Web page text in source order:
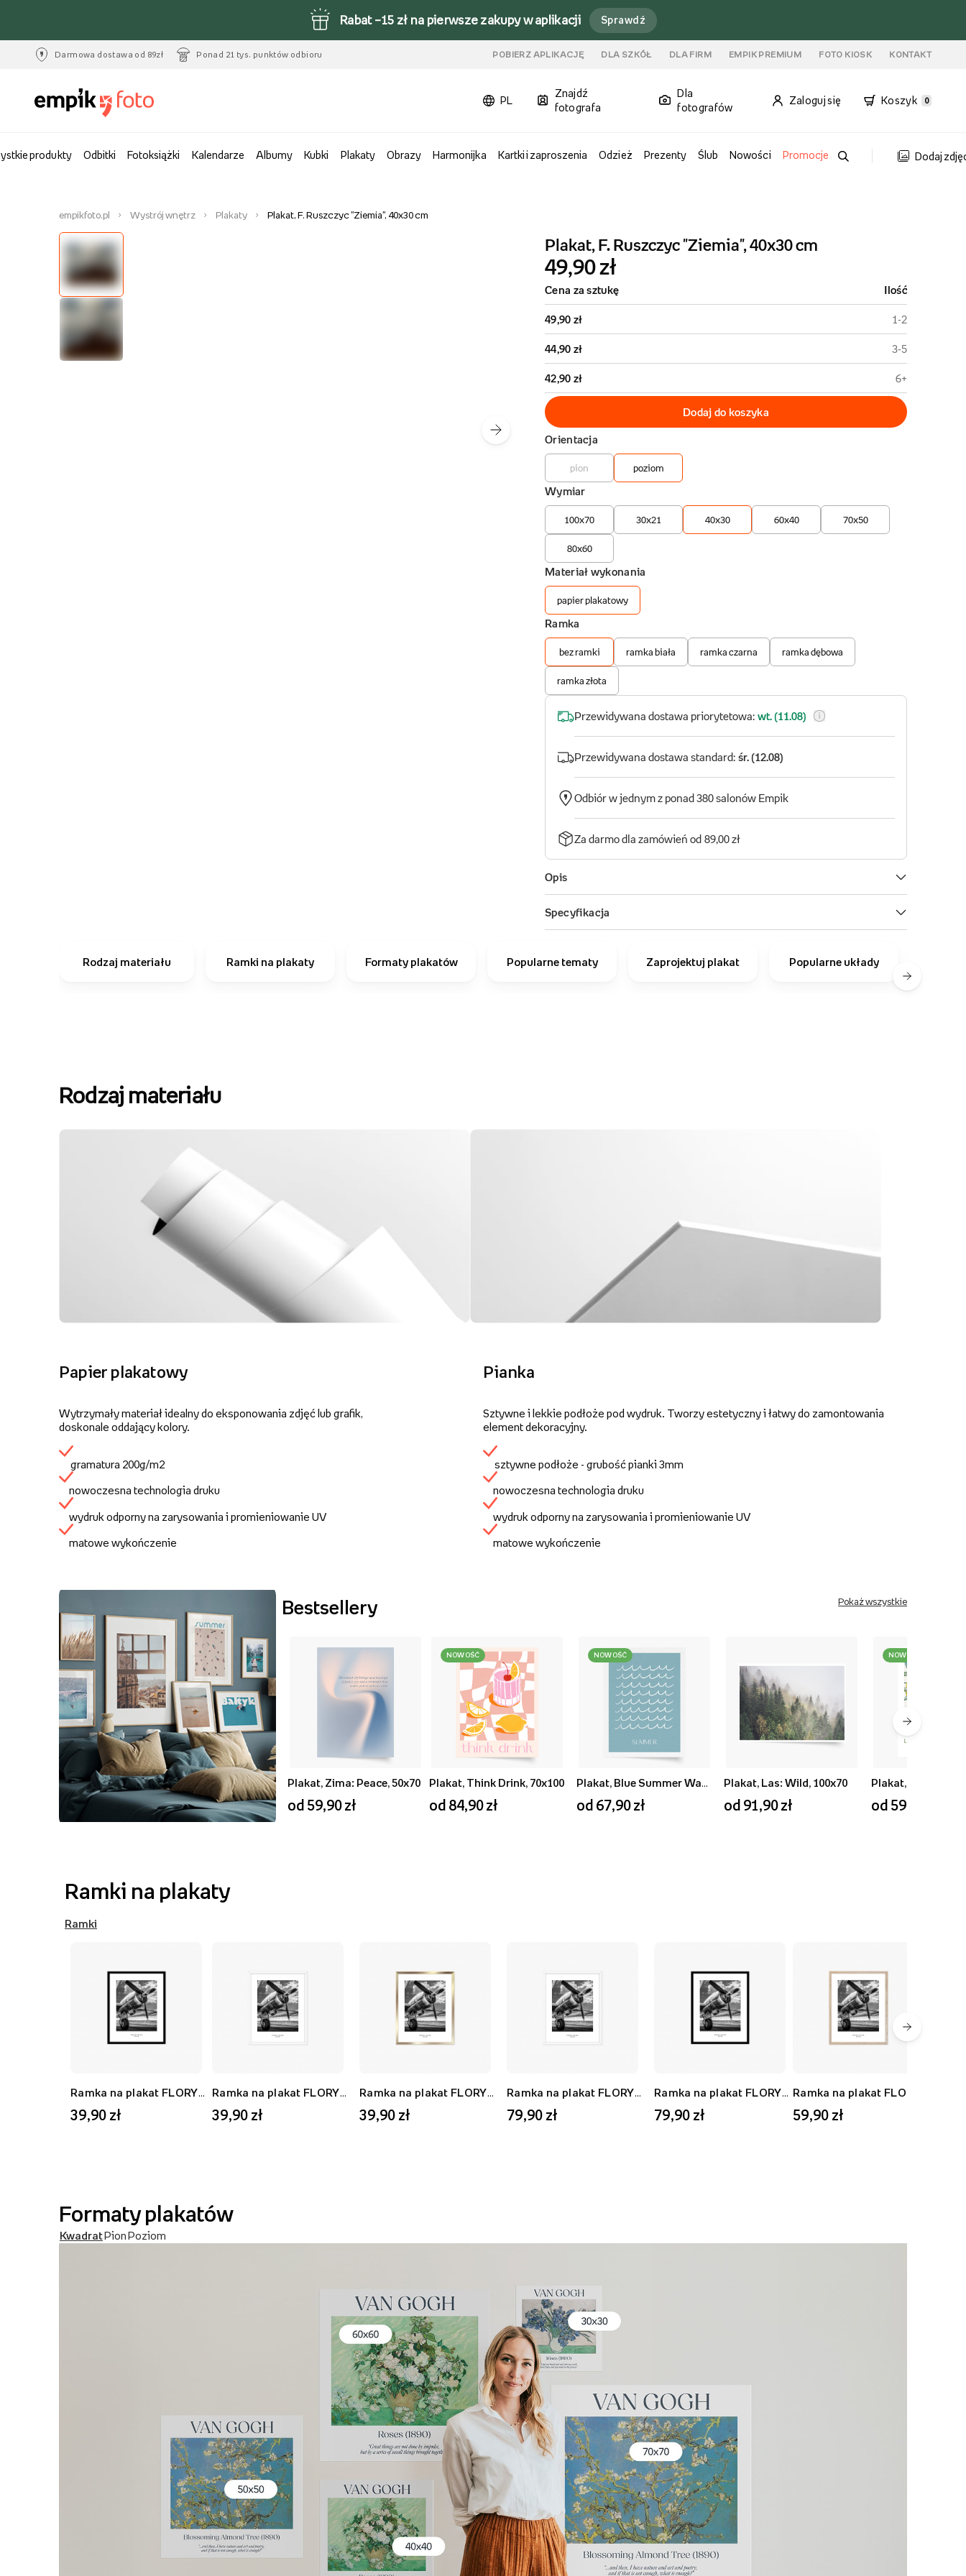
Rabat –15 zł na pierwsze zakupy w aplikacji Sprawdź
Darmowa dostawa od 89zł Ponad 21 tys. punktów odbioru POBIERZ APLIKACJĘ DLA SZKÓŁ DLA FIRM EMPIK PREMIUM FOTO KIOSK KONTAKT
PL
Znajdź
fotografa
Dla
fotografów
Zaloguj się Koszyk 0
produkty Odbitki Fotoksiążki Kalendarze Albumy Kubki Plakaty Obrazy Harmonijka Kartki i zaproszenia Odzież Prezenty Ślub Nowości Promocje Dodaj
empikfoto.pl Wystrój wnętrz Plakaty Plakat, F. Ruszczyc "Ziemia", 40x30 cm
Rodzaj materiału Ramki na plakaty Formaty plakatów Popularne tematy Zaprojektuj plakat Popularne układy
Rodzaj materiału
Papier plakatowy
Wytrzymały materiał idealny do eksponowania zdjęć lub grafik,
doskonale oddający kolory.
gramatura 200g/m2
nowoczesna technologia druku
wydruk odporny na zarysowania i promieniowanie UV
matowe wykończenie
Pianka
Sztywne i lekkie podłoże pod wydruk. Tworzy estetyczny i łatwy do zamontowania
element dekoracyjny.
sztywne podłoże - grubość pianki 3mm
nowoczesna technologia druku
wydruk odporny na zarysowania i promieniowanie UV
matowe wykończenie
Bestsellery Pokaż wszystkie
Plakat, Zima: Peace, 50x70
od 59,90 zł
NOWOŚĆ
Plakat, Think Drink, 70x100
od 84,90 zł
NOWOŚĆ
od 67,90 zł
Plakat, Las: Wild, 100x70
od 91,90 zł
NOWOŚĆ
od 59,90 zł
Ramki na plakaty
Ramki
39,90 zł 39,90 zł 39,90 zł 79,90 zł 79,90 zł 59,90 zł
Formaty plakatów
KwadratPionPoziom